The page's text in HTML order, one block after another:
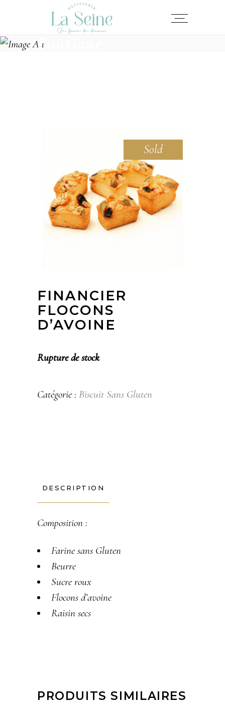
Boutique
Sold
FINANCIER
FLOCONS
D’AVOINE​
Rupture de stock
Catégorie : Biscuit​ Sans Gluten
DESCRIPTION
Composition :
Farine sans Gluten
Beurre
Sucre roux
Flocons d’avoine
Raisin secs
PRODUITS SIMILAIRES